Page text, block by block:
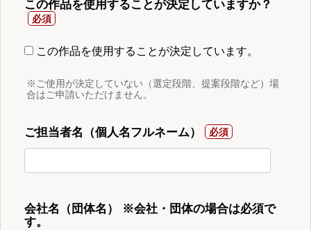
この作品を使用することが決定していますか？
この作品を使用することが決定しています。
※ご使用が決定していない（選定段階、提案段階など）場
合はご申請いただけません。
ご担当者名（個人名フルネーム）
会社名（団体名） ※会社・団体の場合は必須で
す。